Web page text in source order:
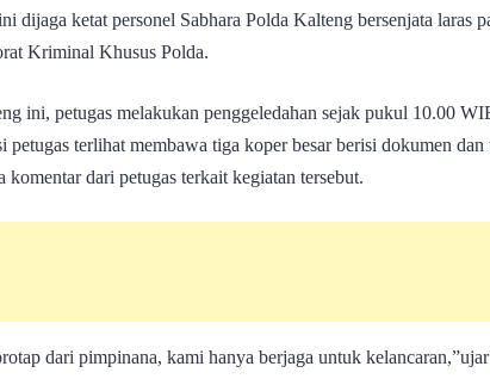
dijaga ketat personel Sabhara Polda Kalteng bersenjata laras
Kriminal Khusus Polda.
ini, petugas melakukan penggeledahan sejak pukul 10.00
terlihat membawa tiga koper besar berisi dokumen dan
komentar dari petugas terkait kegiatan tersebut.
dari pimpinana, kami hanya berjaga untuk